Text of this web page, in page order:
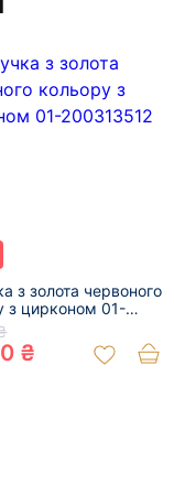
з золота червоного
з цирконом 01-
₴